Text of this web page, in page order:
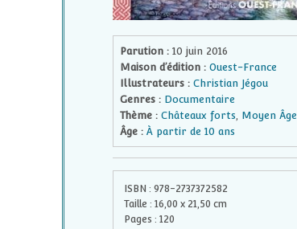
Parution : 10 juin 2016
Maison d’édition : Ouest-France
Illustrateurs : Christian Jégou
Genres : Documentaire
Thème :Châteaux forts Moyen Âge
Âge :À partir de 10 ans
ISBN : 978-2737372582
Taille : 16,00 x 21,50 cm
Pages : 120